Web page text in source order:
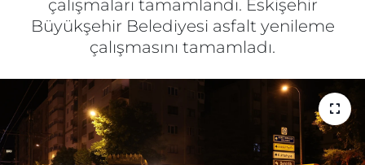
çalışmaları tamamlandı. Eskişehir
Büyükşehir Belediyesi asfalt yenileme
çalışmasını tamamladı.
SAĞLIK
EĞİTİM
SPOR
MAGAZİN
Haber Arşivi